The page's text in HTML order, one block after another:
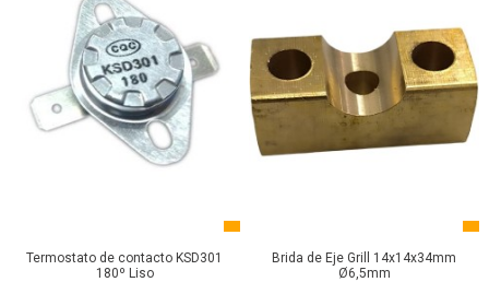
Termostato de contacto KSD301
180º Liso
Brida de Eje Grill 14x14x34mm
Ø6,5mm